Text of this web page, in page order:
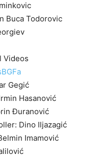
Buca Todorovic
Videos
Gegić
Hasanović
Đuranović
Dino Iljazagić
Imamović